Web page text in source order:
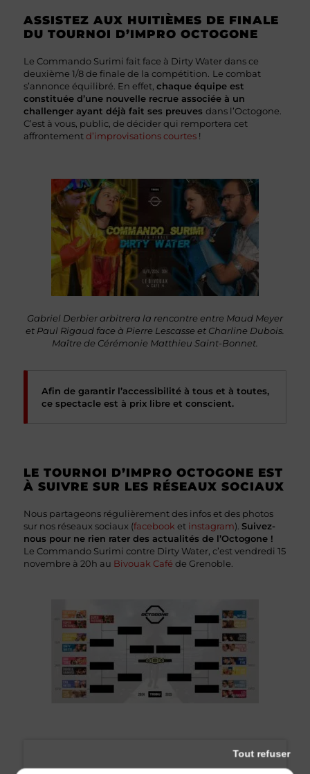
ASSISTEZ AUX HUITIÈMES DE FINALE
DU TOURNOI D’IMPRO OCTOGONE
Le Commando Surimi fait face à Dirty Water dans ce
deuxième 1/8 de finale de la compétition. Le combat
s’annonce équilibré. En effet, chaque équipe est
constituée d’une nouvelle recrue associée à un
challenger ayant déjà fait ses preuves dans l’Octogone.
C’est à vous, public, de décider qui remportera cet
affrontementd’improvisations courtes !
Gabriel Derbier arbitrera la rencontre entre Maud Meyer
et Paul Rigaud face à Pierre Lescasse et Charline Dubois.
Maître de Cérémonie Matthieu Saint-Bonnet.
Afin de garantir l’accessibilité à tous et à toutes,
ce spectacle est à prix libre et conscient.
LE TOURNOI D’IMPRO OCTOGONE EST
À SUIVRE SUR LES RÉSEAUX SOCIAUX
Nous partageons régulièrement des infos et des photos
sur nos réseaux sociaux (facebooket instagram). Suivez-
nous pour ne rien rater des actualités de l’Octogone !
Le Commando Surimi contre Dirty Water, c’est vendredi 15
novembre à 20h au Bivouak Café de Grenoble.
Tout refuser